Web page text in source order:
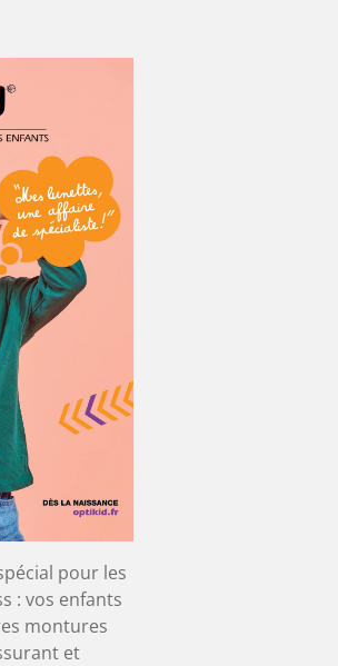
pour les
: vos enfants
montures
et